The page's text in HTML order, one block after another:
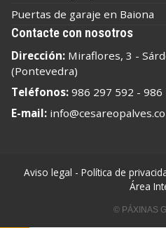
Puertas de garaje en Baiona
Contacte con nosotros
Dirección: Miraflores, 3 -
(Pontevedra)
Teléfonos: 986 297 592 - 986
E-mail:
Aviso legal - Política de
Área
© PÁXINAS